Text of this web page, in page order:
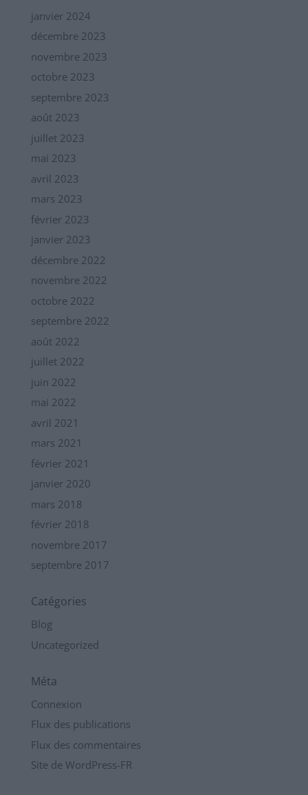
janvier 2024
décembre 2023
novembre 2023
octobre 2023
septembre 2023
août 2023
juillet 2023
mai 2023
avril 2023
mars 2023
février 2023
janvier 2023
décembre 2022
novembre 2022
octobre 2022
septembre 2022
août 2022
juillet 2022
juin 2022
mai 2022
avril 2021
mars 2021
février 2021
janvier 2020
mars 2018
février 2018
novembre 2017
septembre 2017
Catégories
Blog
Uncategorized
Méta
Connexion
Flux des publications
Flux des commentaires
Site de WordPress-FR